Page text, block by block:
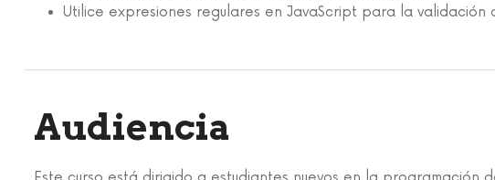
Utilice expresiones regulares en JavaScript para la validación
Audiencia